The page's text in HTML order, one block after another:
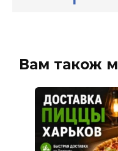
Вам також